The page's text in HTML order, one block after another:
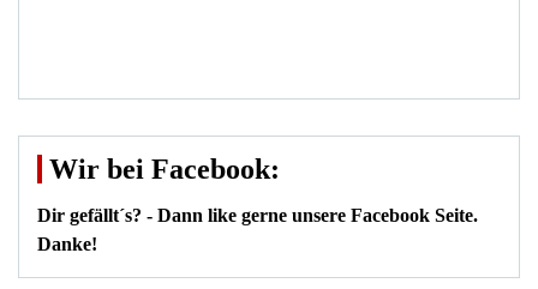
Wir bei Facebook:
Dir gefällt´s? - Dann like gerne unsere Facebook Seite.
Danke!